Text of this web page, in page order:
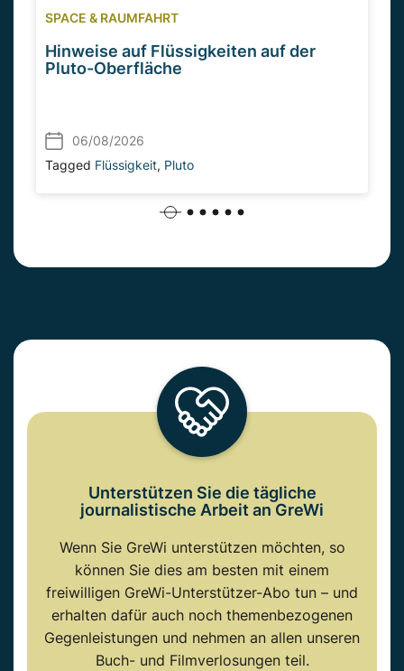
SPACE & RAUMFAHRT
Hinweise auf Flüssigkeiten auf der
Pluto-Oberfläche
06/08/2026
Tagged Flüssigkeit, Pluto
Unterstützen Sie die tägliche
journalistische Arbeit an GreWi
Wenn Sie GreWi unterstützen möchten, so
können Sie dies am besten mit einem
freiwilligen GreWi-Unterstützer-Abo tun – und
erhalten dafür auch noch themenbezogenen
Gegenleistungen und nehmen an allen unseren
Buch- und Filmverlosungen teil.